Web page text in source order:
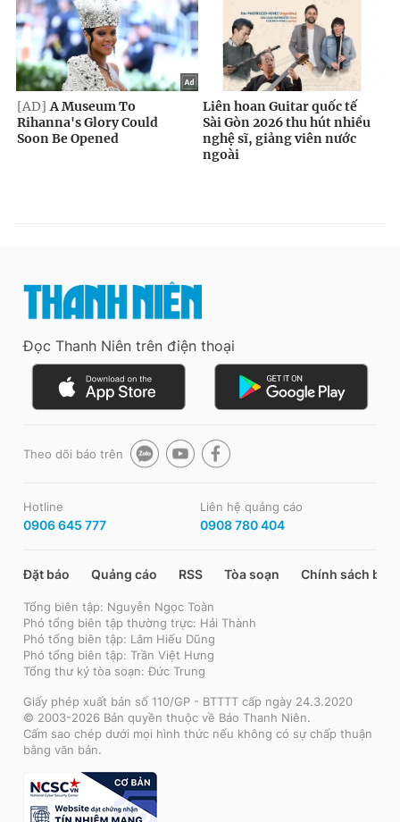
Đọc Thanh Niên trên điện thoại
Theo dõi báo trên
Hotline
0906 645 777
Liên hệ quảng cáo
0908 780 404
Đặt báo Quảng cáo RSS Tòa soạn Chính sách bảo
Tổng biên tập: Nguyễn Ngọc Toàn
Phó tổng biên tập thường trực: Hải Thành
Phó tổng biên tập: Lâm Hiếu Dũng
Phó tổng biên tập: Trần Việt Hưng
Tổng thư ký tòa soạn: Đức Trung
Giấy phép xuất bản số 110/GP - BTTTT cấp ngày 24.3.2020
© 2003-2026 Bản quyền thuộc về Báo Thanh Niên.
Cấm sao chép dưới mọi hình thức nếu không có sự chấp thuận
bằng văn bản.